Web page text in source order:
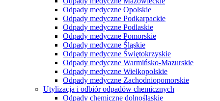
Odpady medyczne Opolskie
Odpady medyczne Podkarpackie
Odpady medyczne Podlaskie
Odpady medyczne Pomorskie
Odpady medyczne Śląskie
Odpady medyczne Świętokrzyskie
Odpady medyczne Warmińsko-Mazurskie
Odpady medyczne Wielkopolskie
Odpady medyczne Zachodniopomorskie
Utylizacja i odbiór odpadów chemicznych
Odpady chemiczne dolnośląskie